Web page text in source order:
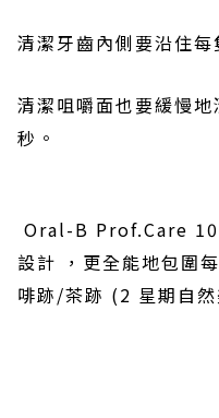
清潔牙齒內側要沿住每
清潔咀嚼面也要緩慢地
秒。
Oral-B Prof.Care
設計 ， 更全能地包圍
啡跡/茶跡 (2 星期自